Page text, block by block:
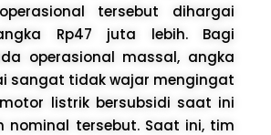
tersebut dihargai
Rp47 juta lebih. Bagi
operasional massal, angka
sangat tidak wajar mengingat
listrik bersubsidi saat ini
nominal tersebut. Saat ini, tim